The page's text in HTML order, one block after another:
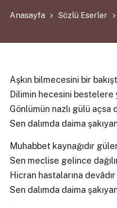
Anasayfa Sözlü Eserler
Aşkın bilmecesini bir
Dilimin hecesini bestelere
Gönlümün nazlı gülü açsa
Sen dalımda daima
Muhabbet kaynağıdır
Sen meclise gelince
Hicran hastalarına devâdır
Sen dalımda daima